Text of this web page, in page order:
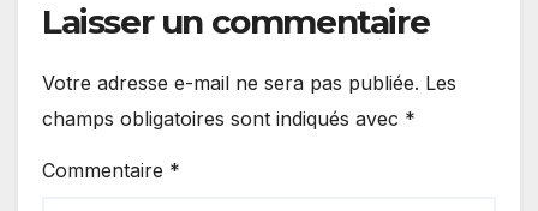
Laisser un commentaire
Votre adresse e-mail ne sera pas publiée. Les
champs obligatoires sont indiqués avec *
Commentaire *